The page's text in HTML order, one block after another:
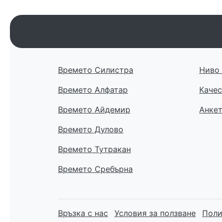
Времето Силистра
Времето Алфатар
Времето Айдемир
Времето Дулово
Времето Тутракан
Времето Сребърна
Ниво
Връзка с нас Условия за ползване